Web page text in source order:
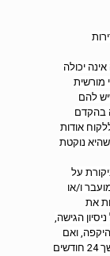
יכולה
מורשית
להם
בהקדם
אודות
נוקטת
על
ו/או
את
הגישה,
ואם
הגישה אושרה או נדחתה. הנתונים כאמור יישמרו למשך 24 חודשים